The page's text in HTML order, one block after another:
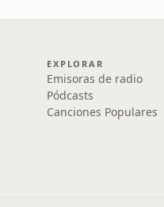
EXPLORAR
Emisoras de radio
Pódcasts
Canciones Populares